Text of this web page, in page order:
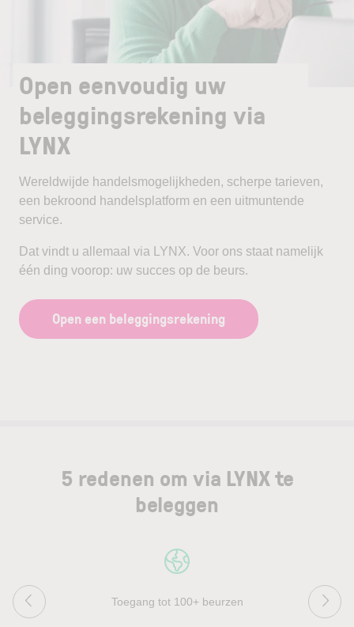
Open eenvoudig uw
beleggingsrekening via
LYNX
Wereldwijde handelsmogelijkheden, scherpe tarieven,
een bekroond handelsplatform en een uitmuntende
service.
Dat vindt u allemaal via LYNX. Voor ons staat namelijk
één ding voorop: uw succes op de beurs.
Open een beleggingsrekening
5 redenen om via LYNX te
beleggen
Toegang tot 100+ beurzen